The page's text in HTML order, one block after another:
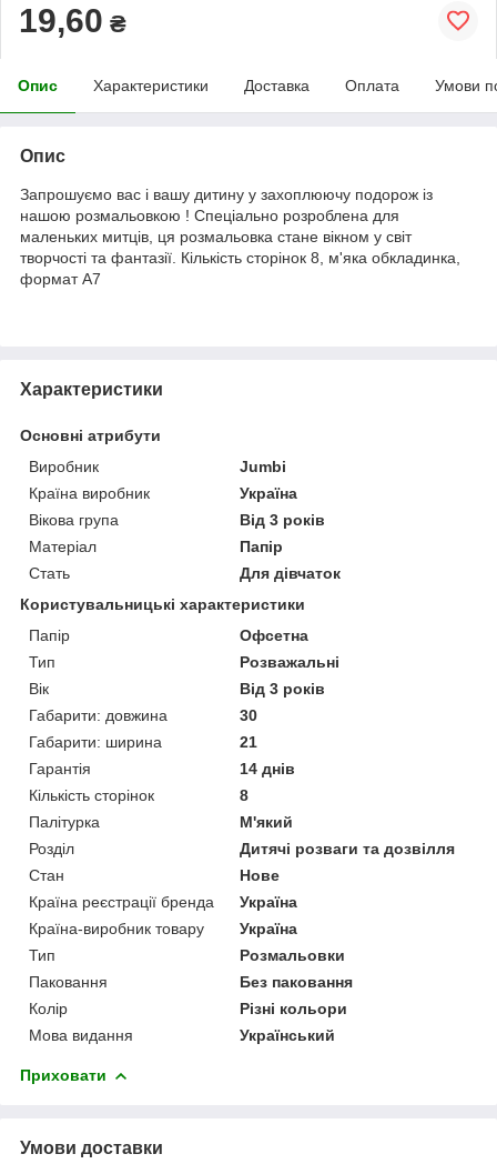
19,60 ₴
Опис Характеристики Доставка Оплата Умови
Опис
Запрошуємо вас і вашу дитину у захоплюючу подорож із
нашою розмальовкою ! Спеціально розроблена для
маленьких митців, ця розмальовка стане вікном у світ
творчості та фантазії. Кількість сторінок 8, м'яка обкладинка,
формат А7
Характеристики
Основні атрибути
Виробник
Jumbi
Країна виробник
Україна
Вікова група
Від 3 років
Матеріал
Папір
Стать
Для дівчаток
Користувальницькі характеристики
Папір
Офсетна
Тип
Розважальні
Вік
Від 3 років
Габарити: довжина
30
Габарити: ширина
21
Гарантія
14 днів
Кількість сторінок
8
Палітурка
М'який
Розділ
Дитячі розваги та дозвілля
Стан
Нове
Країна реєстрації бренда
Україна
Країна-виробник товару
Україна
Тип
Розмальовки
Паковання
Без паковання
Колір
Різні кольори
Мова видання
Український
Приховати
Умови доставки